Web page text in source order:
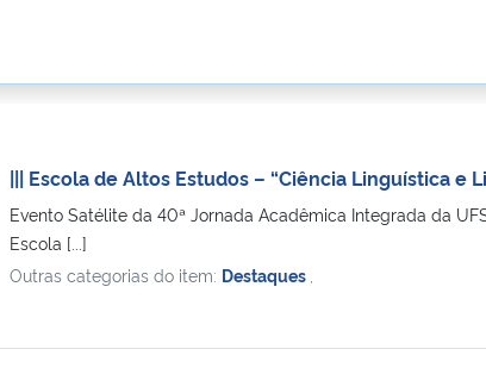
||| Escola de Altos Estudos – “Ciência Linguística e
Evento Satélite da 40ª Jornada Acadêmica Integrada da
Escola [...]
Outras categorias do item: Destaques